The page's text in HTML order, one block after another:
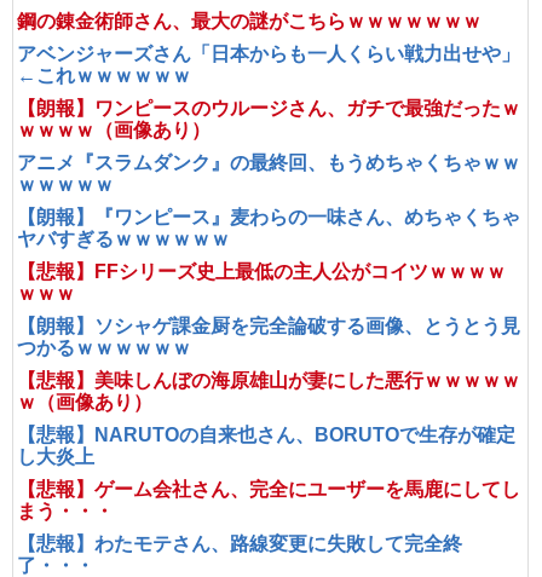
鋼の錬金術師さん、最大の謎がこちらｗｗｗｗｗｗｗ
アベンジャーズさん「日本からも一人くらい戦力出せや」
←これｗｗｗｗｗｗ
【朗報】ワンピースのウルージさん、ガチで最強だったｗ
ｗｗｗｗ（画像あり）
アニメ『スラムダンク』の最終回、もうめちゃくちゃｗｗ
ｗｗｗｗｗ
【朗報】『ワンピース』麦わらの一味さん、めちゃくちゃ
ヤバすぎるｗｗｗｗｗｗ
【悲報】FFシリーズ史上最低の主人公がコイツｗｗｗｗ
ｗｗｗ
【朗報】ソシャゲ課金厨を完全論破する画像、とうとう見
つかるｗｗｗｗｗｗ
【悲報】美味しんぼの海原雄山が妻にした悪行ｗｗｗｗｗ
ｗ（画像あり）
【悲報】NARUTOの自来也さん、BORUTOで生存が確定
し大炎上
【悲報】ゲーム会社さん、完全にユーザーを馬鹿にしてし
まう・・・
【悲報】わたモテさん、路線変更に失敗して完全終
了・・・